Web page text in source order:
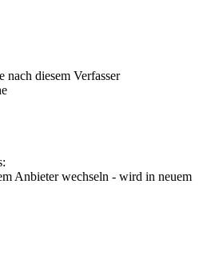
nach diesem Verfasser
Anbieter wechseln - wird in neuem